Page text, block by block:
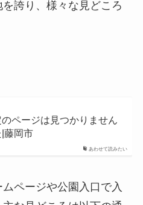
誇り、様々な見どころ
あわせて読みたい
のページは見つかりません
藤岡市
ページや公園入口で入